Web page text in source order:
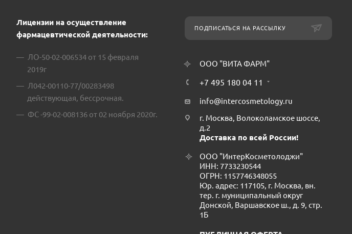
Лицензии на осуществление
фармацевтической деятельности:
ЛО-50-02-006534 от 15 февраля
2019г
Л042-00110-77/00283498
действующая, бессрочная.
ФС -99-02-008136 от 02 ноября 2020г.
ПОДПИСАТЬСЯ НА РАССЫЛКУ
ООО "ВИТА ФАРМ"
+7 495 180 04 11
info@intercosmetology.ru
г. Москва, Волоколамское шоссе,
д.2
Доставка по всей России!
ООО "ИнтерКосметолоджи"
ИНН: 7733230544
ОГРН: 1157746348055
Юр. адрес: 117105, г. Москва, вн.
тер. г. муниципальный округ
Донской, Варшавское ш., д. 9, стр.
1Б